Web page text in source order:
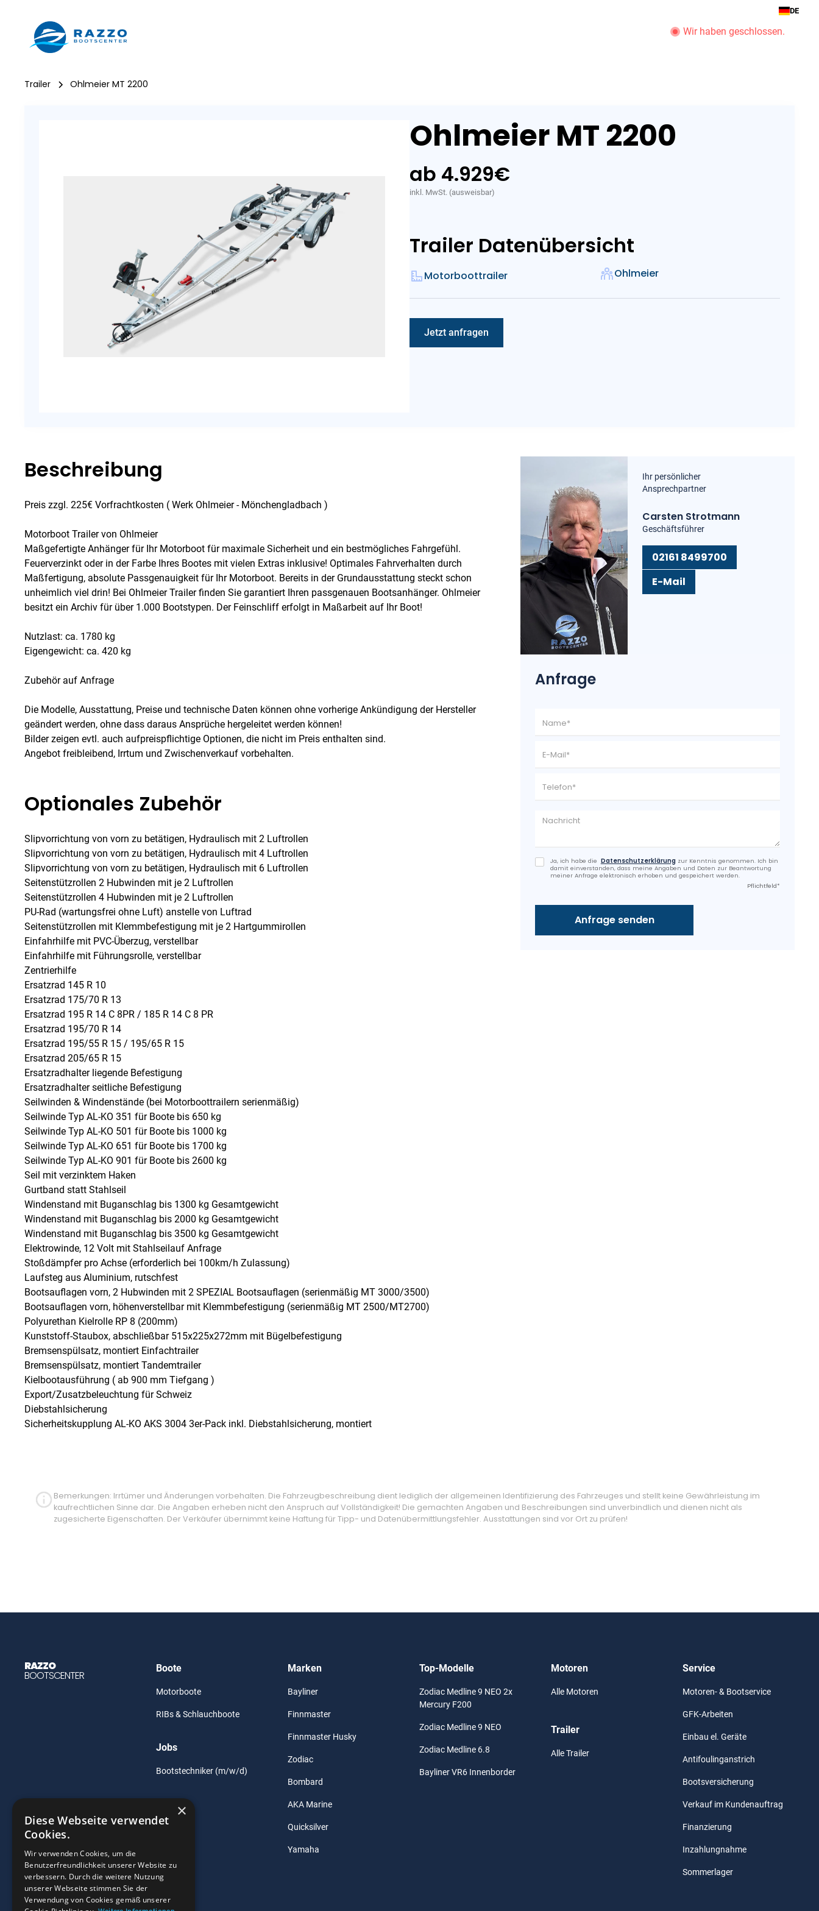
Wir haben geschlossen.
Trailer Ohlmeier MT 2200
Ohlmeier MT 2200
ab 4.929€
inkl. MwSt. (ausweisbar)
Trailer Datenübersicht
Motorboottrailer Ohlmeier
Jetzt anfragen
Beschreibung
Preis zzgl. 225€ Vorfrachtkosten ( Werk Ohlmeier - Mönchengladbach )
Motorboot Trailer von Ohlmeier
Maßgefertigte Anhänger für Ihr Motorboot für maximale Sicherheit und ein bestmögliches Fahrgefühl.
Feuerverzinkt oder in der Farbe Ihres Bootes mit vielen Extras inklusive! Optimales Fahrverhalten durch
Maßfertigung, absolute Passgenauigkeit für Ihr Motorboot. Bereits in der Grundausstattung steckt schon
unheimlich viel drin! Bei Ohlmeier Trailer finden Sie garantiert Ihren passgenauen Bootsanhänger. Ohlmeier
besitzt ein Archiv für über 1.000 Bootstypen. Der Feinschliff erfolgt in Maßarbeit auf Ihr Boot!
Nutzlast: ca. 1780 kg
Eigengewicht: ca. 420 kg
Zubehör auf Anfrage
Die Modelle, Ausstattung, Preise und technische Daten können ohne vorherige Ankündigung der Hersteller
geändert werden, ohne dass daraus Ansprüche hergeleitet werden können!
Bilder zeigen evtl. auch aufpreispflichtige Optionen, die nicht im Preis enthalten sind.
Angebot freibleibend, Irrtum und Zwischenverkauf vorbehalten.
Optionales Zubehör
Slipvorrichtung von vorn zu betätigen, Hydraulisch mit 2 Luftrollen
Slipvorrichtung von vorn zu betätigen, Hydraulisch mit 4 Luftrollen
Slipvorrichtung von vorn zu betätigen, Hydraulisch mit 6 Luftrollen
Seitenstützrollen 2 Hubwinden mit je 2 Luftrollen
Seitenstützrollen 4 Hubwinden mit je 2 Luftrollen
PU-Rad (wartungsfrei ohne Luft) anstelle von Luftrad
Seitenstützrollen mit Klemmbefestigung mit je 2 Hartgummirollen
Einfahrhilfe mit PVC-Überzug, verstellbar
Einfahrhilfe mit Führungsrolle, verstellbar
Zentrierhilfe
Ersatzrad 145 R 10
Ersatzrad 175/70 R 13
Ersatzrad 195 R 14 C 8PR / 185 R 14 C 8 PR
Ersatzrad 195/70 R 14
Ersatzrad 195/55 R 15 / 195/65 R 15
Ersatzrad 205/65 R 15
Ersatzradhalter liegende Befestigung
Ersatzradhalter seitliche Befestigung
Seilwinden & Windenstände (bei Motorboottrailern serienmäßig)
Seilwinde Typ AL-KO 351 für Boote bis 650 kg
Seilwinde Typ AL-KO 501 für Boote bis 1000 kg
Seilwinde Typ AL-KO 651 für Boote bis 1700 kg
Seilwinde Typ AL-KO 901 für Boote bis 2600 kg
Seil mit verzinktem Haken
Gurtband statt Stahlseil
Windenstand mit Buganschlag bis 1300 kg Gesamtgewicht
Windenstand mit Buganschlag bis 2000 kg Gesamtgewicht
Windenstand mit Buganschlag bis 3500 kg Gesamtgewicht
Elektrowinde, 12 Volt mit Stahlseilauf Anfrage
Stoßdämpfer pro Achse (erforderlich bei 100km/h Zulassung)
Laufsteg aus Aluminium, rutschfest
Bootsauflagen vorn, 2 Hubwinden mit 2 SPEZIAL Bootsauflagen (serienmäßig MT 3000/3500)
Bootsauflagen vorn, höhenverstellbar mit Klemmbefestigung (serienmäßig MT 2500/MT2700)
Polyurethan Kielrolle RP 8 (200mm)
Kunststoff-Staubox, abschließbar 515x225x272mm mit Bügelbefestigung
Bremsenspülsatz, montiert Einfachtrailer
Bremsenspülsatz, montiert Tandemtrailer
Kielbootausführung ( ab 900 mm Tiefgang )
Export/Zusatzbeleuchtung für Schweiz
Diebstahlsicherung
Sicherheitskupplung AL-KO AKS 3004 3er-Pack inkl. Diebstahlsicherung, montiert
Ihr persönlicher
Ansprechpartner
Carsten Strotmann
Geschäftsführer
02161 8499700
E-Mail
Anfrage
Ja, ich habe die Datenschutzerklärung zur Kenntnis genommen. Ich bin
damit einverstanden, dass meine Angaben und Daten zur Beantwortung
meiner Anfrage elektronisch erhoben und gespeichert werden.
Pflichtfeld*
Bemerkungen: Irrtümer und Änderungen vorbehalten. Die Fahrzeugbeschreibung dient lediglich der allgemeinen Identifizierung des Fahrzeuges und stellt keine Gewährleistung im
kaufrechtlichen Sinne dar. Die Angaben erheben nicht den Anspruch auf Vollständigkeit! Die gemachten Angaben und Beschreibungen sind unverbindlich und dienen nicht als
zugesicherte Eigenschaften. Der Verkäufer übernimmt keine Haftung für Tipp- und Datenübermittlungsfehler. Ausstattungen sind vor Ort zu prüfen!
RAZZO
BOOTSCENTER
Boote
Motorboote
RIBs & Schlauchboote
Jobs
Bootstechniker (m/w/d)
Marken
Bayliner
Finnmaster
Finnmaster Husky
Zodiac
Bombard
AKA Marine
Quicksilver
Yamaha
Top-Modelle
Zodiac Medline 9 NEO 2x
Mercury F200
Zodiac Medline 9 NEO
Zodiac Medline 6.8
Bayliner VR6 Innenborder
Motoren
Alle Motoren
Trailer
Alle Trailer
Service
Motoren- & Bootservice
GFK-Arbeiten
Einbau el. Geräte
Antifoulinganstrich
Bootsversicherung
Verkauf im Kundenauftrag
Finanzierung
Inzahlungnahme
Sommerlager
DE
×
Diese Webseite verwendet
Cookies.
Wir verwenden Cookies, um die
Benutzerfreundlichkeit unserer Website zu
verbessern. Durch die weitere Nutzung
unserer Webseite stimmen Sie der
Verwendung von Cookies gemäß unserer